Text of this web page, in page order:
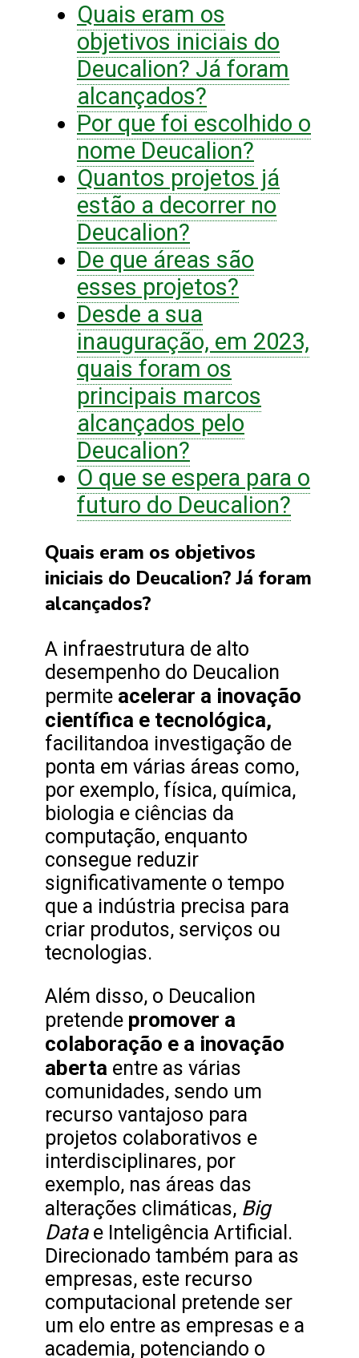
Quais eram os
objetivos iniciais do
Deucalion? Já foram
alcançados?
Por que foi escolhido o
nome Deucalion?
Quantos projetos já
estão a decorrer no
Deucalion?
De que áreas são
esses projetos?
Desde a sua
inauguração, em 2023,
quais foram os
principais marcos
alcançados pelo
Deucalion?
O que se espera para o
futuro do Deucalion?
Quais eram os objetivos
iniciais do Deucalion? Já foram
alcançados?
A infraestrutura de alto
desempenho do Deucalion
permite acelerar a inovação
científica e tecnológica,
facilitandoa investigação de
ponta em várias áreas como,
por exemplo, física, química,
biologia e ciências da
computação, enquanto
consegue reduzir
significativamente o tempo
que a indústria precisa para
criar produtos, serviços ou
tecnologias.
Além disso, o Deucalion
pretende promover a
colaboração e a inovação
aberta entre as várias
comunidades, sendo um
recurso vantajoso para
projetos colaborativos e
interdisciplinares, por
exemplo, nas áreas das
alterações climáticas, Big
Datae Inteligência Artificial.
Direcionado também para as
empresas, este recurso
computacional pretende ser
um elo entre as empresas e a
academia, potenciando o